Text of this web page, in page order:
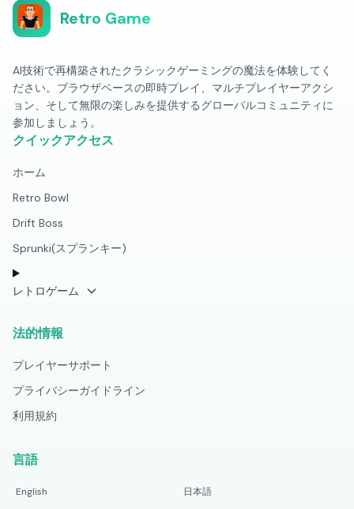
Retro Game
AI技術で再構築されたクラシックゲーミングの魔法を体験してく
ださい。ブラウザベースの即時プレイ、マルチプレイヤーアクシ
ョン、そして無限の楽しみを提供するグローバルコミュニティに
参加しましょう。
クイックアクセス
ホーム
Retro Bowl
Drift Boss
Sprunki(スプランキー)
レトロゲーム
法的情報
プレイヤーサポート
プライバシーガイドライン
利用規約
言語
English 日本語